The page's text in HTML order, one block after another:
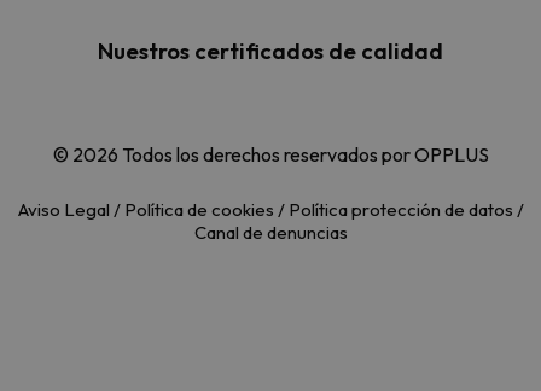
Nuestros certificados de calidad
© 2026 Todos los derechos reservados por OPPLUS
Aviso Legal / Política de cookies / Política protección de datos /
Canal de denuncias